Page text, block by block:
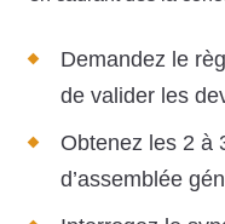
Demandez le
de valider les
Obtenez les 2 à
d’assemblée